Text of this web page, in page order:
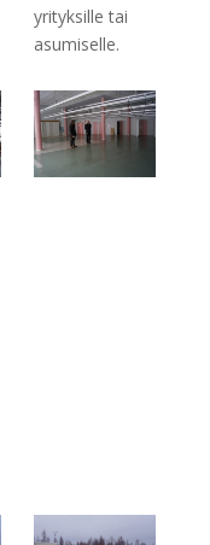
yrityksille tai
asumiselle.